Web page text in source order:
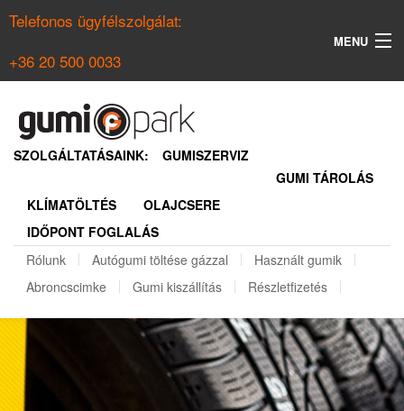
Telefonos ügyfélszolgálat:
+36 20 500 0033
MENU
NYÁRI GUMI KERESŐ
REGISZTRÁCIÓ
SZOLGÁLTATÁSAINK:
GUMISZERVIZ
GUMI TÁROLÁS
KLÍMATÖLTÉS
OLAJCSERE
IDŐPONT FOGLALÁS
Rólunk
Autógumi töltése gázzal
Használt gumik
Abroncscimke
Gumi kiszállítás Részletfizetés